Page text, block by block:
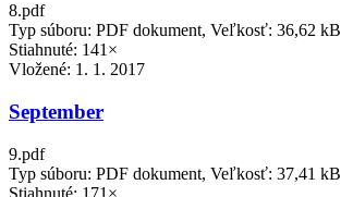
8.pdf
Typ súboru: PDF dokument, Veľkosť: 36,62 kB
Stiahnuté: 141×
Vložené: 1. 1. 2017
September
9.pdf
Typ súboru: PDF dokument, Veľkosť: 37,41 kB
Stiahnuté: 171×